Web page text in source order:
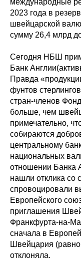
2023 года в
швейцарской
сумму 26,4 млрд
Сегодня НБШ
Банк
Правда
фунтов
стран-членов
больше, чем
примечательно,
собираются
центральному
национальных
отношении Банка
нашли отклика со
спровоцировали
Европейского
приглашения
Франкфурта-на-
сначала в
Швейцария
отклоняла.